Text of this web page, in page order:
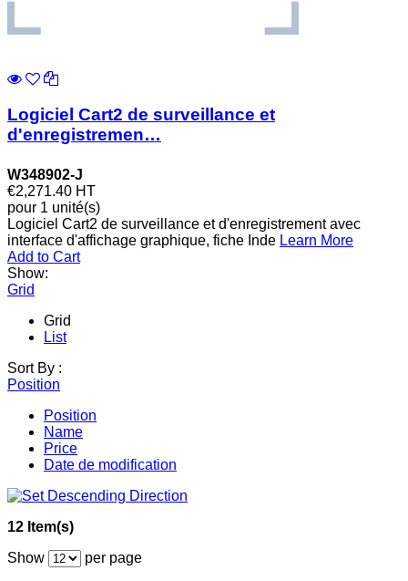
Logiciel Cart2 de surveillance et
d'enregistremen…
W348902-J
€2,271.40 HT
pour 1 unité(s)
Logiciel Cart2 de surveillance et d'enregistrement avec
interface d'affichage graphique, fiche Inde Learn More
Add to Cart
Show:
Grid
Grid
List
Sort By :
Position
Position
Name
Price
Date de modification
12 Item(s)
Show
per page